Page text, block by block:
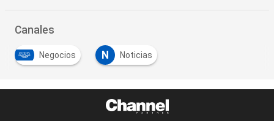
Canales
Negocios N Noticias